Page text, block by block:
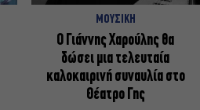
ΜΟΥΣΙΚΗ
Ο Γιάννης Χαρούλης θα
δώσει μια τελευταία
καλοκαιρινή συναυλία στο
Θέατρο Γης